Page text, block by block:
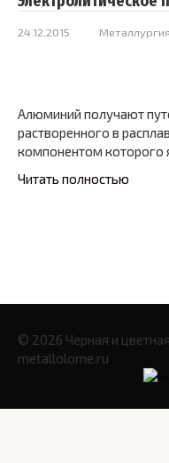
24.12.2015
Алюминий получают
растворен­ного в
компонентом которого
Читать полностью
© 2026 Черная и
metallolome.ru